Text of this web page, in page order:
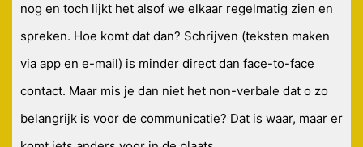
nog en toch lijkt het alsof we elkaar regelmatig zien en
spreken. Hoe komt dat dan? Schrijven (teksten maken
via app en e-mail) is minder direct dan face-to-face
contact. Maar mis je dan niet het non-verbale dat o zo
belangrijk is voor de communicatie? Dat is waar, maar er